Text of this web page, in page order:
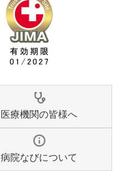
医療機関の皆様へ
病院なびについて